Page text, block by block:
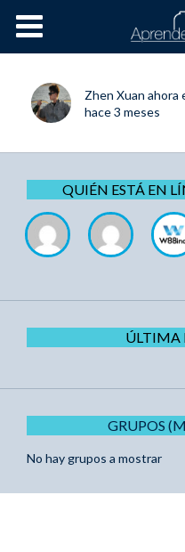
Cursos OnLine
Zhen Xuan ahora
hace 3 meses
QUIÉN ESTÁ EN
ÚLTIMA
GRUPOS
No hay grupos a mostrar